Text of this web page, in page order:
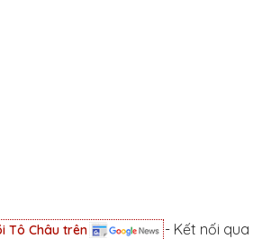
Tô Châu trên - Kết nối qua